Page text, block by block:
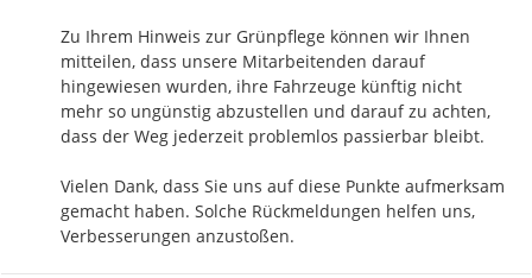
Zu Ihrem Hinweis zur Grünpflege können wir Ihnen
mitteilen, dass unsere Mitarbeitenden darauf
hingewiesen wurden, ihre Fahrzeuge künftig nicht
mehr so ungünstig abzustellen und darauf zu achten,
dass der Weg jederzeit problemlos passierbar bleibt.
Vielen Dank, dass Sie uns auf diese Punkte aufmerksam
gemacht haben. Solche Rückmeldungen helfen uns,
Verbesserungen anzustoßen.